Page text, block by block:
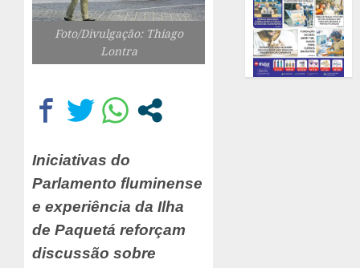
Foto/Divulgação: Thiago
Lontra
Iniciativas do
Parlamento fluminense
e experiência da Ilha
de Paquetá reforçam
discussão sobre